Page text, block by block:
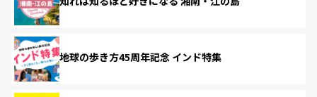
地球の歩き方45周年記念 インド特集